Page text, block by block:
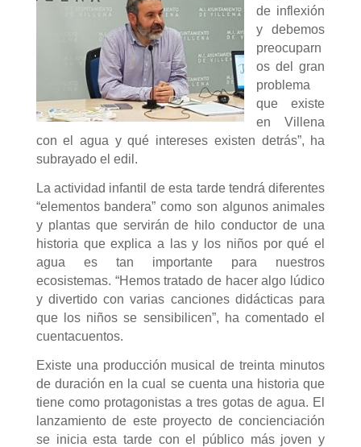
de inflexión
y debemos
preocuparn
os del gran
problema
que existe
en Villena
con el agua y qué intereses existen detrás”, ha
subrayado el edil.
La actividad infantil de esta tarde tendrá diferentes
“elementos bandera” como son algunos animales
y plantas que servirán de hilo conductor de una
historia que explica a las y los niños por qué el
agua es tan importante para nuestros
ecosistemas. “Hemos tratado de hacer algo lúdico
y divertido con varias canciones didácticas para
que los niños se sensibilicen”, ha comentado el
cuentacuentos.
Existe una producción musical de treinta minutos
de duración en la cual se cuenta una historia que
tiene como protagonistas a tres gotas de agua. El
lanzamiento de este proyecto de concienciación
se inicia esta tarde con el público más joven y